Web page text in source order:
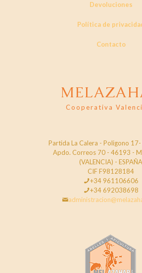
Devoluciones
Política de
Contacto
Cooperativa
Partida La Calera - Poligono
Apdo. Correos 70 - 46193 -
(VALENCIA) - ESPAÑA
CIF F98128184
+34 961106606
+34 692038698